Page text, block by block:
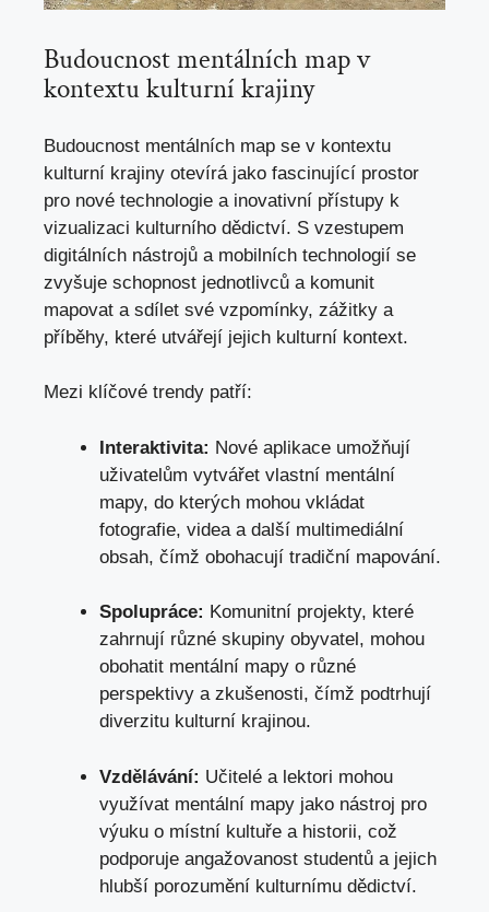
Budoucnost mentálních map v
kontextu kulturní krajiny
Budoucnost mentálních map se v kontextu
kulturní krajiny otevírá jako fascinující prostor
pro nové technologie a inovativní přístupy k
vizualizaci kulturního dědictví. S vzestupem
digitálních nástrojů a mobilních technologií se
zvyšuje schopnost jednotlivců a komunit
mapovat a sdílet své vzpomínky, zážitky a
příběhy, které utvářejí jejich kulturní kontext.
Mezi klíčové trendy patří:
Interaktivita: Nové aplikace umožňují
uživatelům vytvářet vlastní mentální
mapy, do kterých mohou vkládat
fotografie, videa a další multimediální
obsah, čímž obohacují tradiční mapování.
Spolupráce: Komunitní projekty, které
zahrnují různé skupiny obyvatel, mohou
obohatit mentální mapy o různé
perspektivy a zkušenosti, čímž podtrhují
diverzitu kulturní krajinou.
Vzdělávání: Učitelé a lektori mohou
využívat mentální mapy jako nástroj pro
výuku o místní kultuře a historii, což
podporuje angažovanost studentů a jejich
hlubší porozumění kulturnímu dědictví.